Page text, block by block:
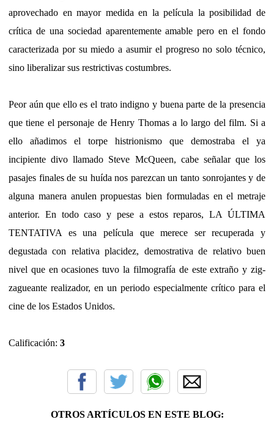
aprovechado en mayor medida en la película la posibilidad de
crítica de una sociedad aparentemente amable pero en el fondo
caracterizada por su miedo a asumir el progreso no solo técnico,
sino liberalizar sus restrictivas costumbres.
Peor aún que ello es el trato indigno y buena parte de la presencia
que tiene el personaje de Henry Thomas a lo largo del film. Si a
ello añadimos el torpe histrionismo que demostraba el ya
incipiente divo llamado Steve McQueen, cabe señalar que los
pasajes finales de su huída nos parezcan un tanto sonrojantes y de
alguna manera anulen propuestas bien formuladas en el metraje
anterior. En todo caso y pese a estos reparos, LA ÚLTIMA
TENTATIVA es una película que merece ser recuperada y
degustada con relativa placidez, demostrativa de relativo buen
nivel que en ocasiones tuvo la filmografía de este extraño y zig-
zagueante realizador, en un periodo especialmente crítico para el
cine de los Estados Unidos.
Calificación: 3
OTROS ARTÍCULOS EN ESTE BLOG: